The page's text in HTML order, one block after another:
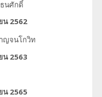
ธนศักดิ์
น 2562
ญจนโกวิท
น 2563
น 2565